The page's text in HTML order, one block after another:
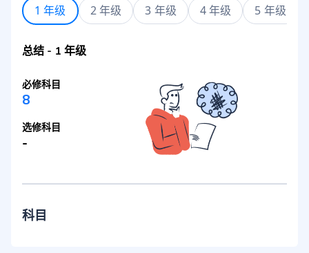
1 年级 2 年级 3 年级 4 年级 5 年级
总结 - 1 年级
必修科目
8
选修科目
-
科目